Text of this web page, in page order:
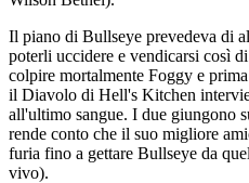
Il piano di Bullseye prevedeva di
poterli uccidere e vendicarsi così
colpire mortalmente Foggy e
il Diavolo di Hell's Kitchen
all'ultimo sangue. I due giungono
rende conto che il suo migliore
furia fino a gettare Bullseye da
vivo).